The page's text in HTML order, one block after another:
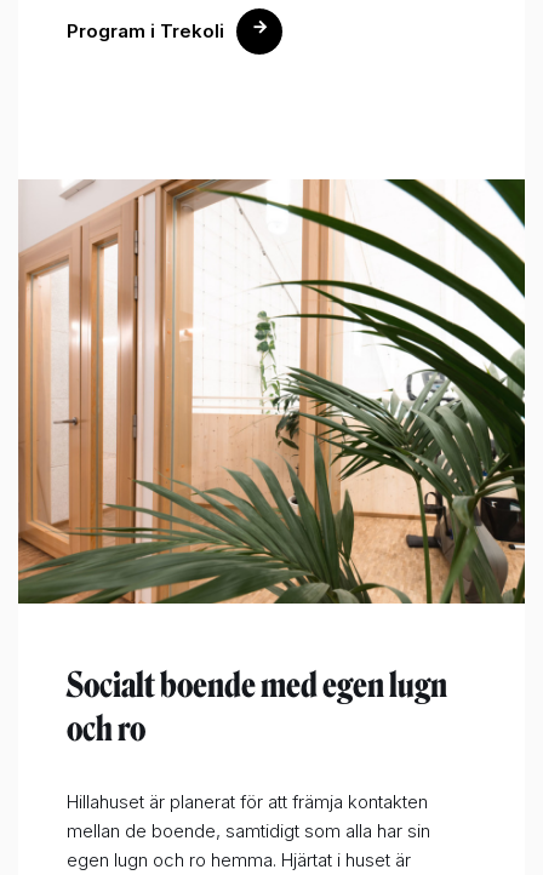
Program i Trekoli
Socialt boende med egen lugn
och ro
Hillahuset är planerat för att främja kontakten
mellan de boende, samtidigt som alla har sin
egen lugn och ro hemma. Hjärtat i huset är